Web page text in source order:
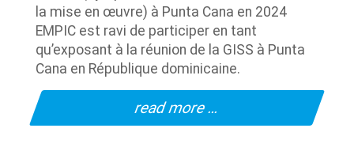
EMPIC est ravi de participer en tant
qu’exposant à la réunion de la GISS à Punta
Cana en République dominicaine.
read more …